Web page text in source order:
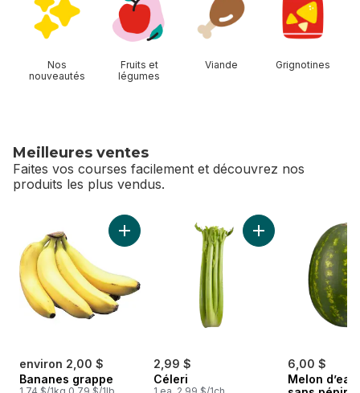
Nos
nouveautés
Fruits et
légumes
Viande Grignotines
Meilleures ventes
Faites vos courses facilement et découvrez nos
produits les plus vendus.
sauter Meilleures ventes
environ 2,00 $
Bananes grappe
Ajouter Bananes grappe au panier
2,99 $
Céleri
Ajouter Céleri au
6,00 $
Melon